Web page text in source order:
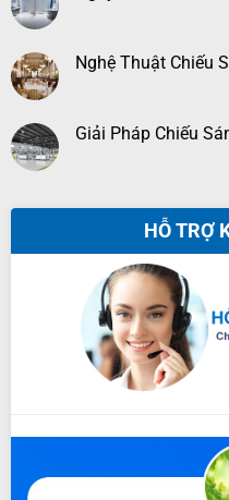
Nghệ Thuật Chiếu
Giải Pháp Chiếu
HỖ TRỢ